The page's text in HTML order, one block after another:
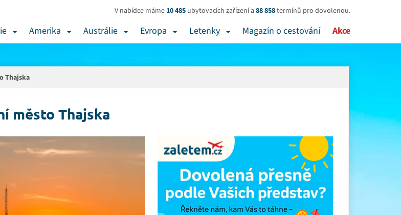
V nabídce máme 10 485 ubytovacích zařízení a 88 858termínů pro dovolenou.
Amerika Austrálie Evropa Letenky Magazín o cestování Akce
Thajska
město Thajska